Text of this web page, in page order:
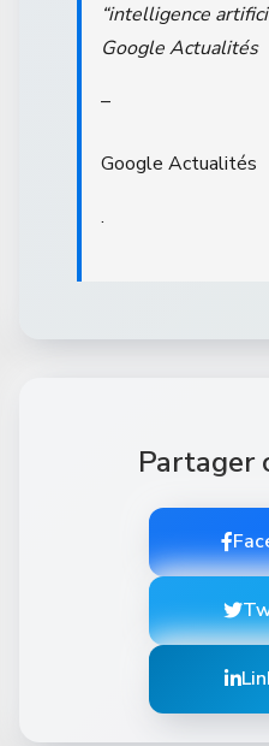
“intelligence
Google Actualités
–
Google Actualités
.
Partager